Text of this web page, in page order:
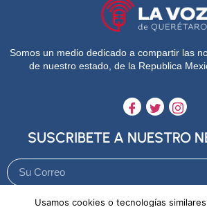
Somos un medio dedicado a compartir las
de nuestro estado, de la Republica
SUSCRIBETE A NUESTRO
Usamos cookies o tecnologías